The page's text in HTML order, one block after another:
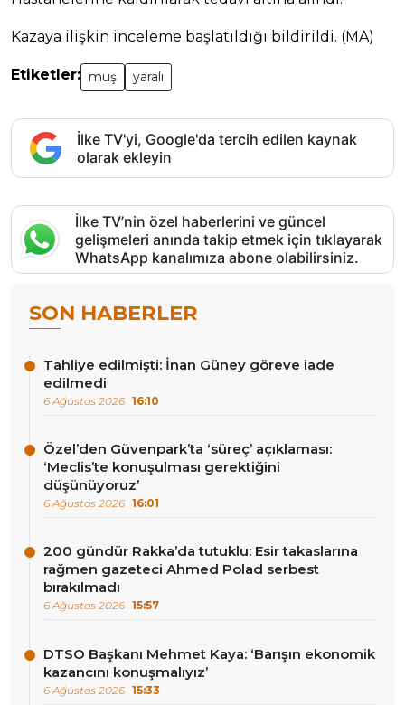
Kazaya ilişkin inceleme başlatıldığı bildirildi. (MA)
Etiketler: muş yaralı
İlke TV'yi, Google'da tercih edilen kaynak
olarak ekleyin
İlke TV’nin özel haberlerini ve güncel
gelişmeleri anında takip etmek için tıklayarak
WhatsApp kanalımıza abone olabilirsiniz.
SON HABERLER
Tahliye edilmişti: İnan Güney göreve iade
edilmedi
6 Ağustos 2026 16:10
Özel’den Güvenpark’ta ‘süreç’ açıklaması:
‘Meclis’te konuşulması gerektiğini
düşünüyoruz’
6 Ağustos 2026 16:01
200 gündür Rakka’da tutuklu: Esir takaslarına
rağmen gazeteci Ahmed Polad serbest
bırakılmadı
6 Ağustos 2026 15:57
DTSO Başkanı Mehmet Kaya: ‘Barışın ekonomik
kazancını konuşmalıyız’
6 Ağustos 2026 15:33